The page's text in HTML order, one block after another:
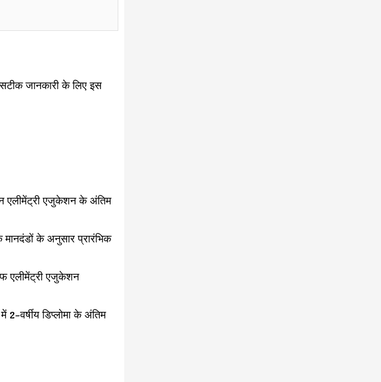
जानकारी के लिए इस
एलीमेंट्री एजुकेशन के अंतिम
के अनुसार प्रारंभिक
एलीमेंट्री एजुकेशन
वर्षीय डिप्लोमा के अंतिम